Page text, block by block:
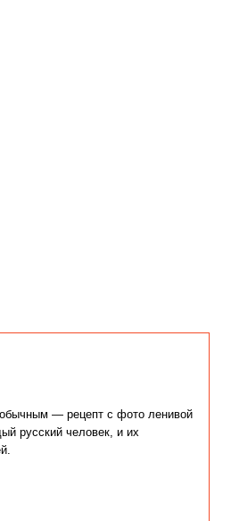
— рецепт с фото ленивой
русский человек, и их